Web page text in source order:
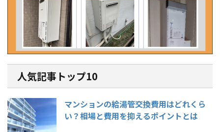
人気記事トップ10
マンションの給湯管交換費用はどれくら
い？相場と費用を抑えるポイントとは